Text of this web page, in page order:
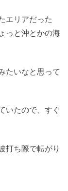
エリアだった
っと沖とかの海
たいなと思って
いたので、すぐ
打ち際で転がり